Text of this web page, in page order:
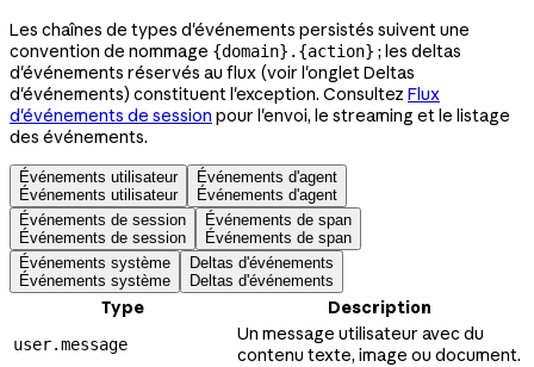
Les chaînes de types d'événements persistés suivent une
convention de nommage {domain}.{action} ; les deltas
d'événements réservés au flux (voir l'onglet Deltas
d'événements) constituent l'exception. Consultez Flux
d'événements de session pour l'envoi, le streaming et le listage
des événements.
Événements utilisateur
Événements utilisateur
Événements d'agent
Événements d'agent
Événements de session
Événements de session
Événements de span
Événements de span
Événements système
Événements système
Deltas d'événements
Deltas d'événements
Type Description
user.message
Un message utilisateur avec du
contenu texte, image ou document.